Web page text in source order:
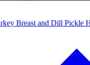
Breast and Dill Pickle